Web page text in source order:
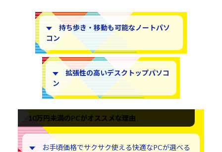
持ち歩き・移動も可能なノートパソ
コン
拡張性の高いデスクトップパソコ
ン
10万円未満のPCがオススメな理由
お手頃価格でサクサク使える快適なPCが選べる